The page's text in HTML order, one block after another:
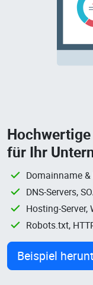
für Ihr
Domainname
DNS-Servers,
Hosting-Server,
Robots.txt,
Beispiel